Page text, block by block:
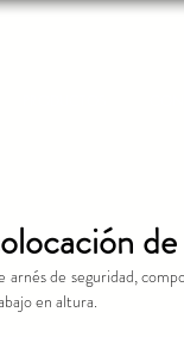
de seguridad,
en altura.